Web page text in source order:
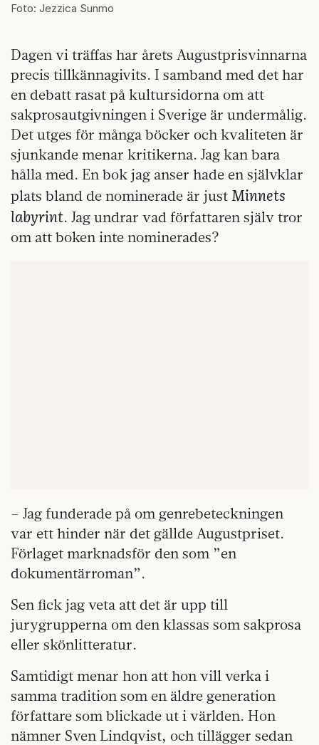
Foto: Jezzica Sunmo
Dagen vi träffas har årets Augustprisvinnarna
precis tillkännagivits. I samband med det har
en debatt rasat på kultursidorna om att
sakprosautgivningen i Sverige är undermålig.
Det utges för många böcker och kvaliteten är
sjunkande menar kritikerna. Jag kan bara
hålla med. En bok jag anser hade en självklar
plats bland de nominerade är just Minnets
labyrint. Jag undrar vad författaren själv tror
om att boken inte nominerades?
– Jag funderade på om genrebeteckningen
var ett hinder när det gällde Augustpriset.
Förlaget marknadsför den som ”en
dokumentärroman”.
Sen fick jag veta att det är upp till
jurygrupperna om den klassas som sakprosa
eller skönlitteratur.
Samtidigt menar hon att hon vill verka i
samma tradition som en äldre generation
författare som blickade ut i världen. Hon
nämner Sven Lindqvist, och tillägger sedan